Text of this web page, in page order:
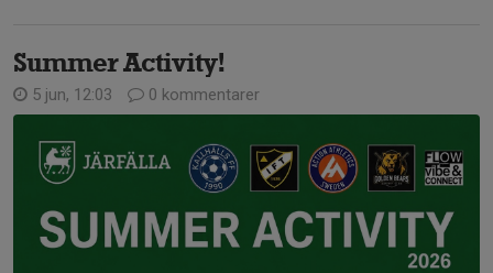
Summer Activity!
5 jun, 12:03 0 kommentarer